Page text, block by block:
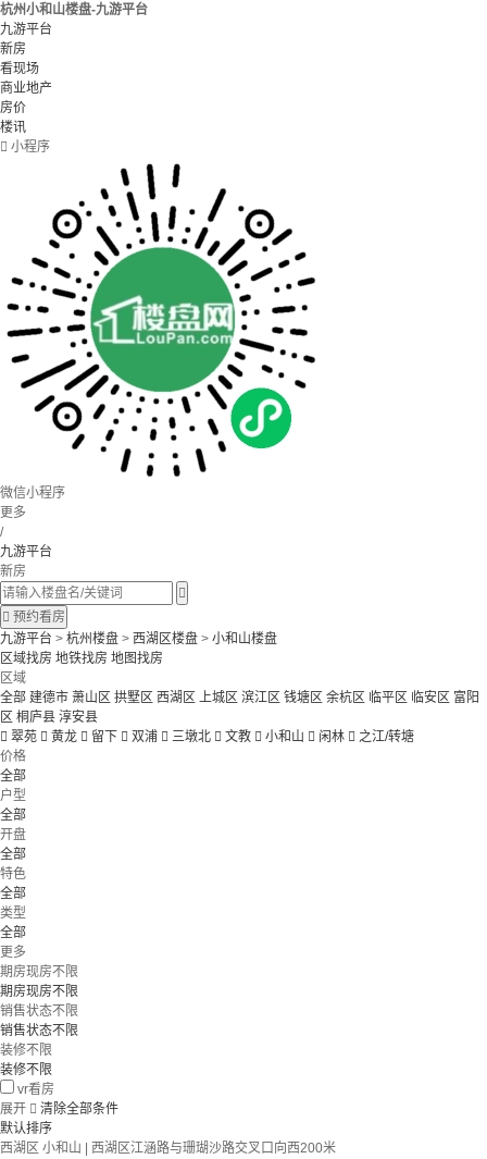
杭州小和山楼盘-九游平台
九游平台
新房
看现场
商业地产
房价
楼讯
 小程序
微信小程序
更多
/
九游平台
新房

 预约看房
九游平台 > 杭州楼盘 > 西湖区楼盘 > 小和山楼盘
区域找房 地铁找房 地图找房
区域
全部 建德市 萧山区 拱墅区 西湖区 上城区 滨江区 钱塘区 余杭区 临平区 临安区 富阳
区 桐庐县 淳安县
 翠苑  黄龙  留下  双浦  三墩北  文教  小和山  闲林  之江/转塘
价格
全部
户型
全部
开盘
全部
特色
全部
类型
全部
更多
期房现房不限
期房现房不限
销售状态不限
销售状态不限
装修不限
装修不限
vr看房
展开  清除全部条件
默认排序
西湖区 小和山 | 西湖区江涵路与珊瑚沙路交叉口向西200米